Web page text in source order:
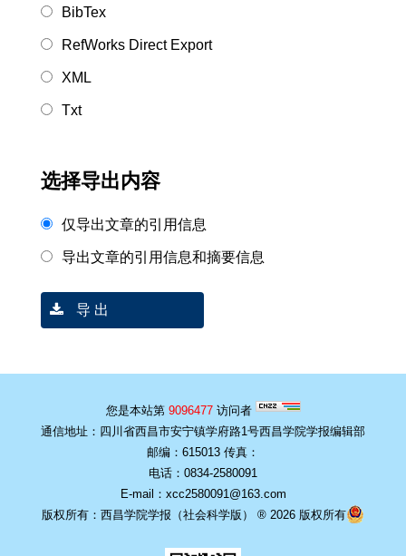
BibTex
RefWorks Direct Export
XML
Txt
选择导出内容
仅导出文章的引用信息
导出文章的引用信息和摘要信息
导 出
您是本站第 9096477访问者
通信地址：四川省西昌市安宁镇学府路1号西昌学院学报编辑部
邮编：615013 传真：
电话：0834-2580091
E-mail：xcc2580091@163.com
版权所有：西昌学院学报（社会科学版） ® 2026 版权所有